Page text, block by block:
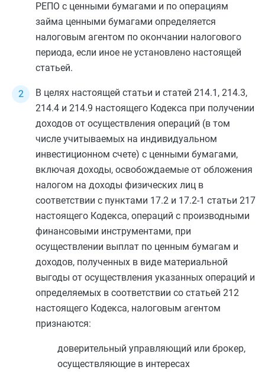
РЕПО с ценными бумагами и по операциям
займа ценными бумагами определяется
налоговым агентом по окончании налогового
периода, если иное не установлено настоящей
статьей.
В целях настоящей статьи и статей 214.1 , 214.3,
214.4 и 214.9 настоящего Кодекса при получении
доходов от осуществления операций (в том
числе учитываемых на индивидуальном
инвестиционном счете) с ценными бумагами,
включая доходы, освобождаемые от обложения
налогом на доходы физических лиц в
соответствии с пунктами 17.2 и 17.2-1 статьи 217
настоящего Кодекса, операций с производными
финансовыми инструментами, при
осуществлении выплат по ценным бумагам и
доходов, полученных в виде материальной
выгоды от осуществления указанных операций и
определяемых в соответствии со статьей 212
настоящего Кодекса, налоговым агентом
признаются:
доверительный управляющий или брокер,
осуществляющие в интересах